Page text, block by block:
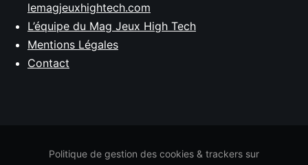
lemagjeuxhightech.com
L’équipe du Mag Jeux High Tech
Mentions Légales
Contact
Politique de gestion des cookies & trackers sur